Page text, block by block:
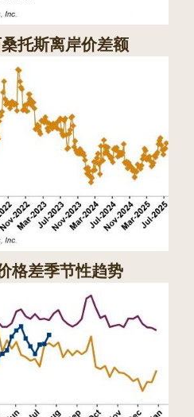
托斯离岸价差额
格差季节性趋势